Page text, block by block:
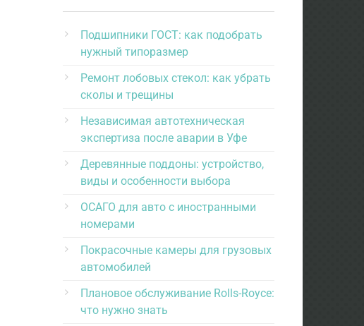
Подшипники ГОСТ: как подобрать
нужный типоразмер
Ремонт лобовых стекол: как убрать
сколы и трещины
Независимая автотехническая
экспертиза после аварии в Уфе
Деревянные поддоны: устройство,
виды и особенности выбора
ОСАГО для авто с иностранными
номерами
Покрасочные камеры для грузовых
автомобилей
Плановое обслуживание Rolls-Royce:
что нужно знать